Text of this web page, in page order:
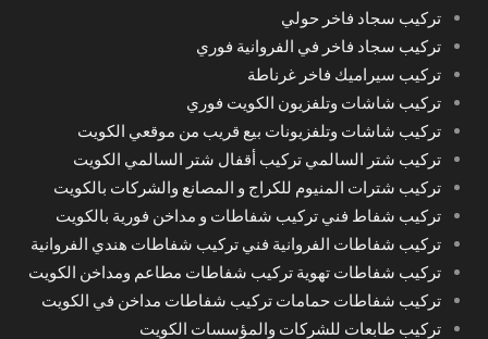
تركيب سجاد فاخر حولي
تركيب سجاد فاخر في الفروانية فوري
تركيب سيراميك فاخر غرناطة
تركيب شاشات وتلفزيون الكويت فوري
تركيب شاشات وتلفزيونات بيع قريب من موقعي الكويت
تركيب شتر السالمي تركيب أقفال شتر السالمي الكويت
تركيب شترات المنيوم للكراج و المصانع والشركات بالكويت
تركيب شفاط فني تركيب شفاطات و مداخن فورية بالكويت
تركيب شفاطات الفروانية فني تركيب شفاطات هندي الفروانية
تركيب شفاطات تهوية تركيب شفاطات مطاعم ومداخن الكويت
تركيب شفاطات حمامات تركيب شفاطات مداخن في الكويت
تركيب طابعات للشركات والمؤسسات الكويت